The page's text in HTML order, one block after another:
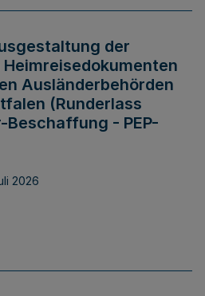
der
Ausländerbehörden
(Runderlass
Beschaffung - PEP-
2026